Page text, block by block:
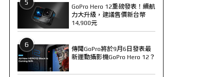
5
GoPro Hero 12重磅發表！續航
力大升級，建議售價新台幣
14,900元
6
傳聞GoPro將於9月6日發表最
新運動攝影機GoPro Hero 12？